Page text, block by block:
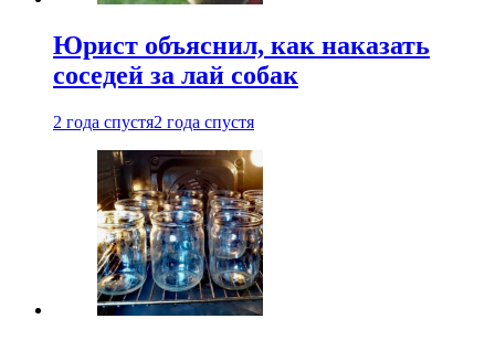
Юрист объяснил, как наказать
соседей за лай собак
2 года спустя2 года спустя